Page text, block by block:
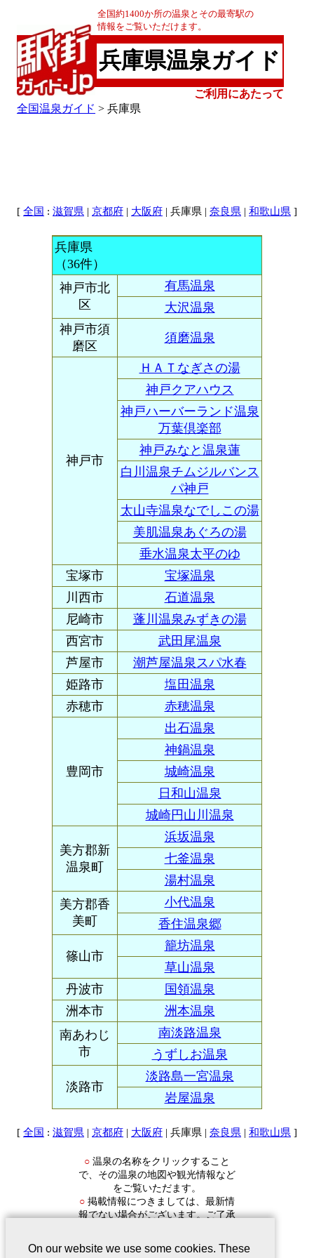
全国約1400か所の温泉とその最寄駅の
情報をご覧いただけます。
兵庫県温泉ガイド
ご利用にあたって
全国温泉ガイド > 兵庫県
[ 全国 : 滋賀県 | 京都府 | 大阪府 | 兵庫県 | 奈良県 | 和歌山県 ]
兵庫県
（36件）
神戸市北
区
有馬温泉
大沢温泉
神戸市須
磨区
須磨温泉
神戸市
ＨＡＴなぎさの湯
神戸クアハウス
神戸ハーバーランド温泉
万葉倶楽部
神戸みなと温泉蓮
白川温泉チムジルバンス
パ神戸
太山寺温泉なでしこの湯
美肌温泉あぐろの湯
垂水温泉太平のゆ
宝塚市
宝塚温泉
川西市
石道温泉
尼崎市
蓬川温泉みずきの湯
西宮市
武田尾温泉
芦屋市
潮芦屋温泉スパ水春
姫路市
塩田温泉
赤穂市
赤穂温泉
豊岡市
出石温泉
神鍋温泉
城崎温泉
日和山温泉
城崎円山川温泉
美方郡新
温泉町
浜坂温泉
七釜温泉
湯村温泉
美方郡香
美町
小代温泉
香住温泉郷
篠山市
籠坊温泉
草山温泉
丹波市
国領温泉
洲本市
洲本温泉
南あわじ
市
南淡路温泉
うずしお温泉
淡路市
淡路島一宮温泉
岩屋温泉
[ 全国 : 滋賀県 | 京都府 | 大阪府 | 兵庫県 | 奈良県 | 和歌山県 ]
○ 温泉の名称をクリックすること
で、その温泉の地図や観光情報など
をご覧いただます。
○ 掲載情報につきましては、最新情
報でない場合がございます。ご了承
On our website we use some cookies. These